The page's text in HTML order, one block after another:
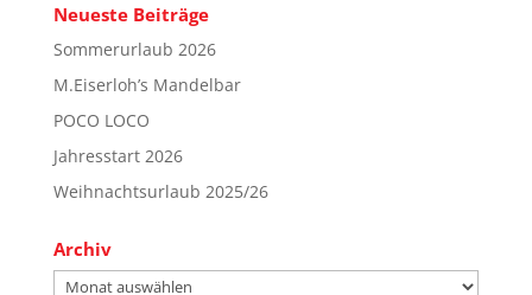
Neueste Beiträge
Sommerurlaub 2026
M.Eiserloh’s Mandelbar
POCO LOCO
Jahresstart 2026
Weihnachtsurlaub 2025/26
Archiv
Archiv